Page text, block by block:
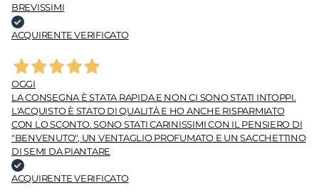
BREVISSIMI
ACQUIRENTE VERIFICATO
OGGI
LA CONSEGNA È STATA RAPIDA E NON CI SONO STATI INTOPPI.
L'ACQUISTO È STATO DI QUALITÀ E HO ANCHE RISPARMIATO
CON LO SCONTO. SONO STATI CARINISSIMI CON IL PENSIERO DI
"BENVENUTO", UN VENTAGLIO PROFUMATO E UN SACCHETTINO
DI SEMI DA PIANTARE
ACQUIRENTE VERIFICATO